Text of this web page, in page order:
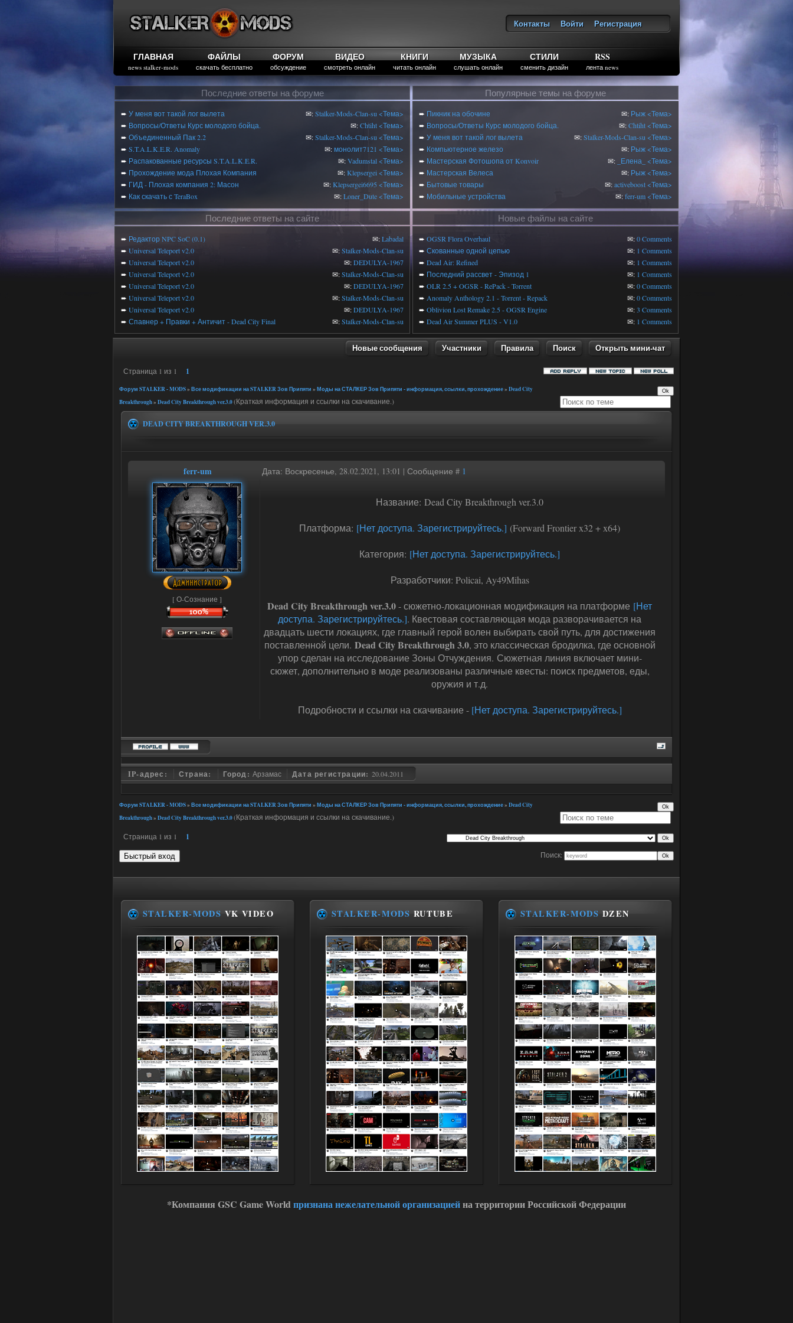
Контакты Войти
Регистрация
ГЛАВНАЯ
news stalker-mods
ФАЙЛЫ
скачать бесплатно
ФОРУМ
обсуждение
ВИДЕО
смотреть онлайн
КНИГИ
читать онлайн
МУЗЫКА
слушать онлайн
СТИЛИ
сменить дизайн
RSS
лента news
Последние ответы на форуме
➨ У меня вот такой лог вылета ✉:Stalker-Mods-Clan-su <Тема>
➨ Вопросы/Ответы Курс молодого бойца. ✉:Chtiht <Тема>
➨ Объединенный Пак 2.2 ✉:Stalker-Mods-Clan-su <Тема>
➨ S.T.A.L.K.E.R. Anomaly ✉:монолит7121 <Тема>
➨ Распакованные ресурсы S.T.A.L.K.E.R. ✉:Vadumstal <Тема>
➨ Прохождение мода Плохая Компания ✉:Klepsergei <Тема>
➨ ГИД - Плохая компания 2: Масон ✉:Klepsergei6695 <Тема>
➨ Как скачать с TeraBox ✉:Loner_Dute <Тема>
Популярные темы на форуме
➨ Пикник на обочине ✉: Рыж <Тема>
➨ Вопросы/Ответы Курс молодого бойца. ✉:Chtiht <Тема>
➨ У меня вот такой лог вылета ✉:Stalker-Mods-Clan-su <Тема>
➨ Компьютерное железо ✉: Рыж <Тема>
➨ Мастерская Фотошопа от Konvoir ✉: _Елена_
<Тема>
➨ Мастерская Велеса ✉: Рыж <Тема>
➨ Бытовые товары ✉:activeboost <Тема>
➨ Мобильные устройства ✉:ferr-um <Тема>
Последние ответы на сайте
➨ Редактор NPC SoC (0.1) ✉:Labadal
➨ Universal Teleport v2.0 ✉:Stalker-Mods-Clan-su
➨ Universal Teleport v2.0 ✉:DEDULYA-1967
➨ Universal Teleport v2.0 ✉:Stalker-Mods-Clan-su
➨ Universal Teleport v2.0 ✉:DEDULYA-1967
➨ Universal Teleport v2.0 ✉:Stalker-Mods-Clan-su
➨ Universal Teleport v2.0 ✉:DEDULYA-1967
➨ Спавнер + Правки + Античит - Dead City Final ✉:Stalker-Mods-Clan-su
Новые файлы на сайте
➨ OGSR Flora Overhaul ✉:0 Comments
➨ Скованные одной цепью ✉: 1 Comments
➨ Dead Air: Refined ✉: 1 Comments
➨ Последний рассвет - Эпизод 1 ✉: 1 Comments
➨ OLR 2.5 + OGSR - RePack - Torrent ✉:0 Comments
➨ Anomaly Anthology 2.1 - Torrent - Repack ✉:0 Comments
➨ Oblivion Lost Remake 2.5 - OGSR Engine ✉:3 Comments
➨ Dead Air Summer PLUS - V1.0 ✉: 1 Comments
Новые сообщения Участники Правила Поиск Открыть мини-чат
Страница 1 из 1 1
Форум STALKER - MODS» Все модификации на STALKER Зов Припяти » Моды на СТАЛКЕР Зов Припяти - информация, ссылки, прохождение» Dead City
Breakthrough» Dead City Breakthrough ver.3.0(Краткая информация и ссылки на скачивание.)
DEAD CITY BREAKTHROUGH VER.3.0
ferr-um Дата: Воскресенье, 28.02.2021, 13:01 | Сообщение # 1
[ О-Сознание ]
Название: Dead City Breakthrough ver.3.0
Платформа: [Нет доступа. Зарегистрируйтесь.] (Forward Frontier x32 + x64)
Категория: [Нет доступа. Зарегистрируйтесь.]
Разработчики: Policai, Ay49Mihas
Dead City Breakthrough ver.3.0- сюжетно-локационная модификация на платформе [Нет
доступа. Зарегистрируйтесь.]. Квестовая составляющая мода разворачивается на
двадцать шести локациях, где главный герой волен выбирать свой путь, для достижения
поставленной цели. Dead City Breakthrough 3.0, это классическая бродилка, где основной
упор сделан на исследование Зоны Отчуждения. Сюжетная линия включает мини-
сюжет, дополнительно в моде реализованы различные квесты: поиск предметов, еды,
оружия и т.д.
Подробности и ссылки на скачивание - [Нет доступа. Зарегистрируйтесь.]
IP-адрес: Страна: Город:Арзамас Дата регистрации: 20.04.2011
Форум STALKER - MODS» Все модификации на STALKER Зов Припяти » Моды на СТАЛКЕР Зов Припяти - информация, ссылки, прохождение» Dead City
Breakthrough» Dead City Breakthrough ver.3.0(Краткая информация и ссылки на скачивание.)
Страница 1 из 1 1
Поиск:
STALKER-MODS VK VIDEO STALKER-MODS RUTUBE STALKER-MODS DZEN
*Компания GSC Game Worldпризнана нежелательной организациейна территории Российской Федерации